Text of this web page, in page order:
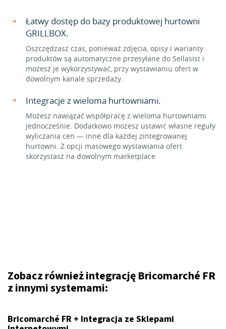
Łatwy dostęp do bazy produktowej hurtowni
GRILLBOX.
Oszczędzasz czas, ponieważ zdjęcia, opisy i warianty
produktów są automatyczne przesyłane do Sellasist i
możesz je wykorzystywać, przy wystawianiu ofert w
dowolnym kanale sprzedaży.
Integracje z wieloma hurtowniami.
Możesz nawiązać współpracę z wieloma hurtowniami
jednocześnie. Dodatkowo możesz ustawić własne reguły
wyliczania cen — inne dla każdej zintegrowanej
hurtowni. Z opcji masowego wystawiania ofert
skorzystasz na dowolnym marketplace.
Zobacz również integrację Bricomarché FR
z innymi systemami:
Bricomarché FR + Integracja ze Sklepami